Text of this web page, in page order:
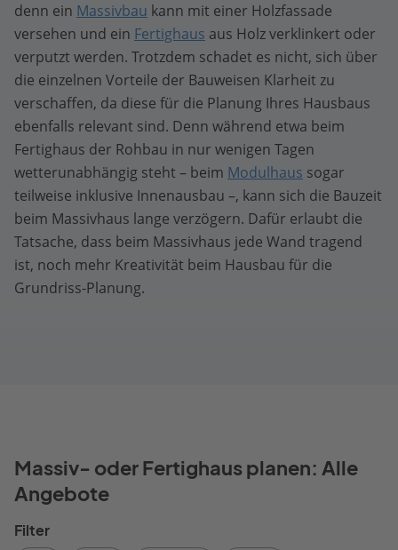
denn ein Massivbau kann mit einer Holzfassade
versehen und ein Fertighaus aus Holz verklinkert oder
verputzt werden. Trotzdem schadet es nicht, sich über
die einzelnen Vorteile der Bauweisen Klarheit zu
verschaffen, da diese für die Planung Ihres Hausbaus
ebenfalls relevant sind. Denn während etwa beim
Fertighaus der Rohbau in nur wenigen Tagen
wetterunabhängig steht – beim Modulhaus sogar
teilweise inklusive Innenausbau –, kann sich die Bauzeit
beim Massivhaus lange verzögern. Dafür erlaubt die
Tatsache, dass beim Massivhaus jede Wand tragend
ist, noch mehr Kreativität beim Hausbau für die
Grundriss-Planung.
Massiv- oder Fertighaus planen: Alle
Angebote
Filter